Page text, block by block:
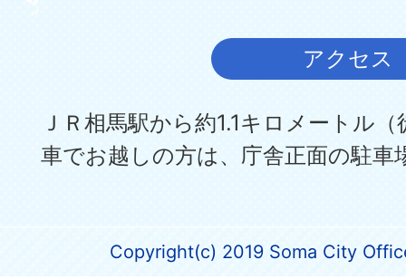
アクセス
ＪＲ相馬駅から約1.1キロメートル
車でお越しの方は、庁舎正面の駐車
Copyright(c) 2019 Soma City